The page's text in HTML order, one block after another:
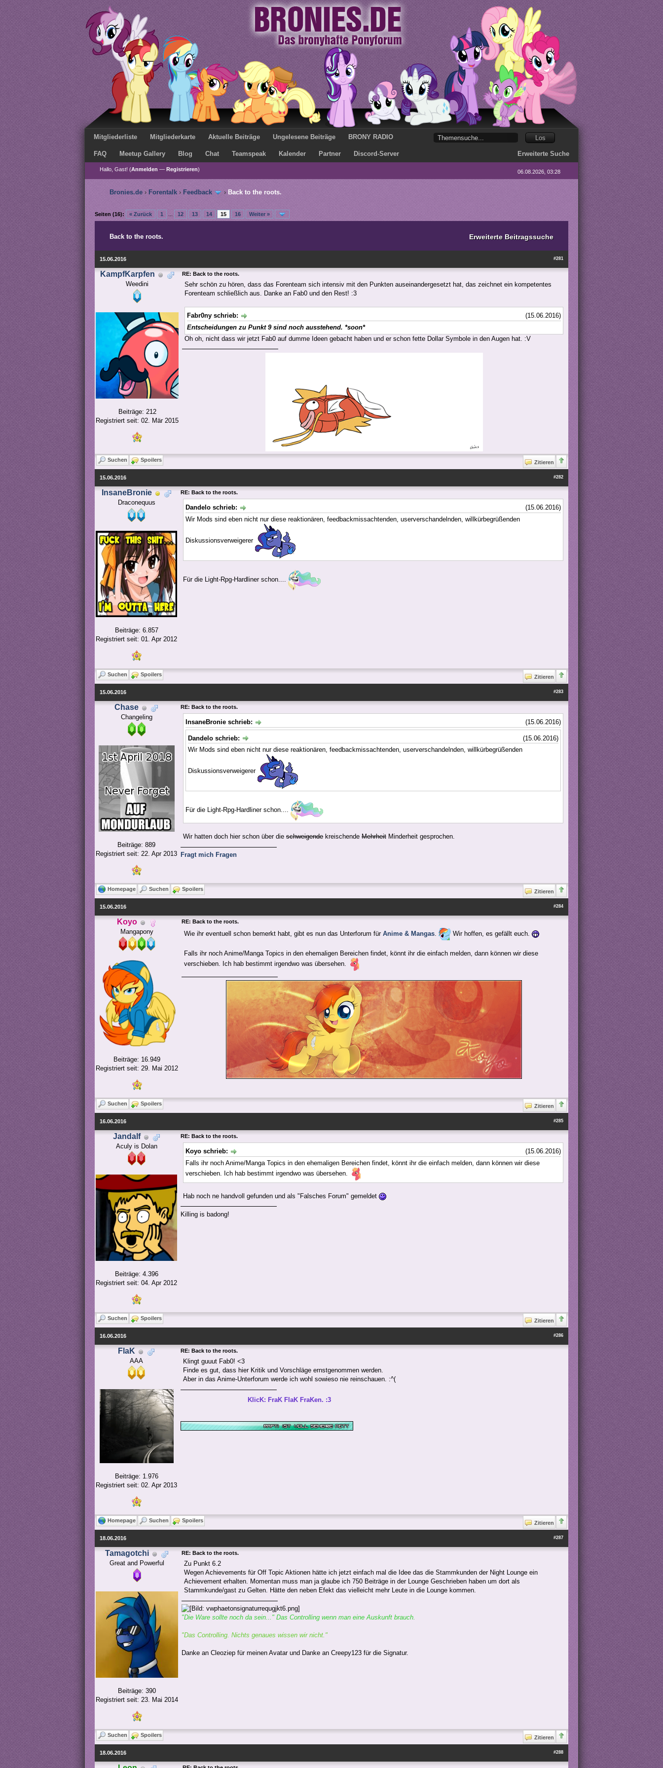
Mitgliederliste Mitgliederkarte Aktuelle Beiträge Ungelesene Beiträge BRONY RADIO
FAQ Meetup Gallery Blog Chat Teamspeak Kalender Partner Discord-Server Erweiterte Suche
Hallo, Gast! (Anmelden — Registrieren) 06.08.2026, 03:28
Bronies.de › Forentalk › Feedback › Back to the roots.
Seiten (16): « Zurück 1 12 13 14 15 16 Weiter »
Erweiterte Beitragssuche
Back to the roots.
#281
15.06.2016
KampfKarpfen
Weedini
Beiträge: 212
Registriert seit: 02. Mär 2015
RE: Back to the roots.
Sehr schön zu hören, dass das Forenteam sich intensiv mit den Punkten auseinandergesetzt hat, das zeichnet ein kompetentes
Forenteam schließlich aus. Danke an Fab0 und den Rest! :3
(15.06.2016)
Fabr0ny schrieb:
Entscheidungen zu Punkt 9 sind noch ausstehend. *soon*
Oh oh, nicht dass wir jetzt Fab0 auf dumme Ideen gebacht haben und er schon fette Dollar Symbole in den Augen hat. :V
Suchen Spoilers Zitieren
#282
15.06.2016
InsaneBronie
Draconequus
Beiträge: 6.857
Registriert seit: 01. Apr 2012
RE: Back to the roots.
(15.06.2016)
Dandelo schrieb:
Wir Mods sind eben nicht nur diese reaktionären, feedbackmissachtenden, userverschandelnden, willkürbegrüßenden
Diskussionsverweigerer
Für die Light-Rpg-Hardliner schon....
Suchen Spoilers Zitieren
#283
15.06.2016
Chase
Changeling
Beiträge: 889
Registriert seit: 22. Apr 2013
RE: Back to the roots.
(15.06.2016)
InsaneBronie schrieb:
(15.06.2016)
Dandelo schrieb:
Wir Mods sind eben nicht nur diese reaktionären, feedbackmissachtenden, userverschandelnden, willkürbegrüßenden
Diskussionsverweigerer
Für die Light-Rpg-Hardliner schon....
Wir hatten doch hier schon über die schweigende kreischende Mehrheit Minderheit gesprochen.
Fragt mich Fragen
Homepage Suchen Spoilers Zitieren
#284
15.06.2016
Koyo
Mangapony
Beiträge: 16.949
Registriert seit: 29. Mai 2012
RE: Back to the roots.
Wie ihr eventuell schon bemerkt habt, gibt es nun das Unterforum für Anime & Mangas. Wir hoffen, es gefällt euch.
Falls ihr noch Anime/Manga Topics in den ehemaligen Bereichen findet, könnt ihr die einfach melden, dann können wir diese
verschieben. Ich hab bestimmt irgendwo was übersehen.
Suchen Spoilers Zitieren
#285
16.06.2016
Jandalf
Aculy is Dolan
Beiträge: 4.396
Registriert seit: 04. Apr 2012
RE: Back to the roots.
(15.06.2016)
Koyo schrieb:
Falls ihr noch Anime/Manga Topics in den ehemaligen Bereichen findet, könnt ihr die einfach melden, dann können wir diese
verschieben. Ich hab bestimmt irgendwo was übersehen.
Hab noch ne handvoll gefunden und als "Falsches Forum" gemeldet
Killing is badong!
Suchen Spoilers Zitieren
#286
16.06.2016
FlaK
AAA
Beiträge: 1.976
Registriert seit: 02. Apr 2013
RE: Back to the roots.
Klingt guuut Fab0! <3
Finde es gut, dass hier Kritik und Vorschläge ernstgenommen werden.
Aber in das Anime-Unterforum werde ich wohl sowieso nie reinschauen. :^(
KlicK: FraK FlaK FraKen. :3
Homepage Suchen Spoilers Zitieren
#287
18.06.2016
Tamagotchi
Great and Powerful
Beiträge: 390
Registriert seit: 23. Mai 2014
RE: Back to the roots.
Zu Punkt 6.2
Wegen Achievements für Off Topic Aktionen hätte ich jetzt einfach mal die Idee das die Stammkunden der Night Lounge ein
Achievement erhalten. Momentan muss man ja glaube ich 750 Beiträge in der Lounge Geschrieben haben um dort als
Stammkunde/gast zu Gelten. Hätte den neben Efekt das vielleicht mehr Leute in die Lounge kommen.
"Die Ware sollte noch da sein..." Das Controlling wenn man eine Auskunft brauch.
"Das Controlling. Nichts genaues wissen wir nicht."
Danke an Cleoziep für meinen Avatar und Danke an Creepy123 für die Signatur.
Suchen Spoilers Zitieren
#288
18.06.2016